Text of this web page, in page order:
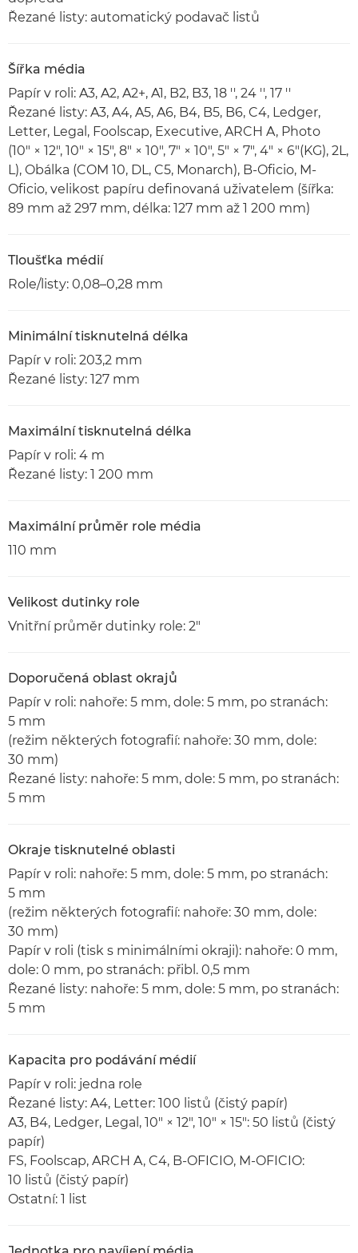
Řezané listy: automatický podavač listů
Šířka média
Papír v roli: A3, A2, A2+, A1, B2, B3, 18 '', 24 '', 17 ''
Řezané listy: A3, A4, A5, A6, B4, B5, B6, C4, Ledger,
Letter, Legal, Foolscap, Executive, ARCH A, Photo
(10" × 12", 10" × 15", 8" × 10", 7" × 10", 5" × 7", 4" × 6"(KG), 2L,
L), Obálka (COM 10, DL, C5, Monarch), B-Oficio, M-
Oficio, velikost papíru definovaná uživatelem (šířka:
89 mm až 297 mm, délka: 127 mm až 1 200 mm)
Tloušťka médií
Role/listy: 0,08–0,28 mm
Minimální tisknutelná délka
Papír v roli: 203,2 mm
Řezané listy: 127 mm
Maximální tisknutelná délka
Papír v roli: 4 m
Řezané listy: 1 200 mm
Maximální průměr role média
110 mm
Velikost dutinky role
Vnitřní průměr dutinky role: 2"
Doporučená oblast okrajů
Papír v roli: nahoře: 5 mm, dole: 5 mm, po stranách:
5 mm
(režim některých fotografií: nahoře: 30 mm, dole:
30 mm)
Řezané listy: nahoře: 5 mm, dole: 5 mm, po stranách:
5 mm
Okraje tisknutelné oblasti
Papír v roli: nahoře: 5 mm, dole: 5 mm, po stranách:
5 mm
(režim některých fotografií: nahoře: 30 mm, dole:
30 mm)
Papír v roli (tisk s minimálními okraji): nahoře: 0 mm,
dole: 0 mm, po stranách: přibl. 0,5 mm
Řezané listy: nahoře: 5 mm, dole: 5 mm, po stranách:
5 mm
Kapacita pro podávání médií
Papír v roli: jedna role
Řezané listy: A4, Letter: 100 listů (čistý papír)
A3, B4, Ledger, Legal, 10" × 12", 10" × 15": 50 listů (čistý
papír)
FS, Foolscap, ARCH A, C4, B-OFICIO, M-OFICIO:
10 listů (čistý papír)
Ostatní: 1 list